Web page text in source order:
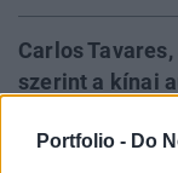
Portfolio - Do
Carlos
szerint a kínai
sodródott